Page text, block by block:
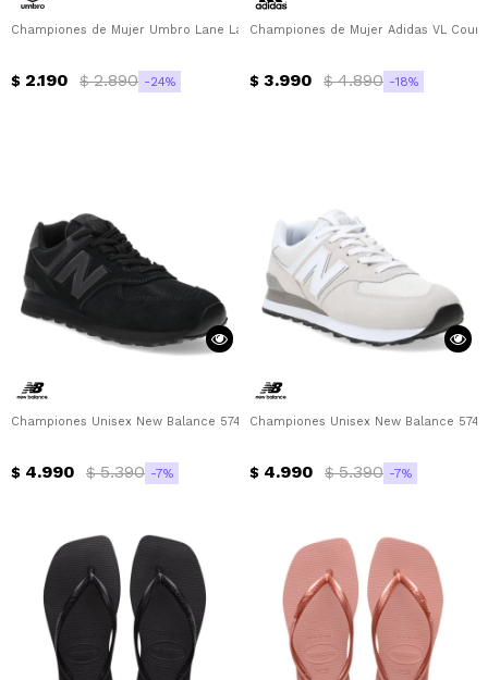
Championes de Mujer Umbro Lane Lady Umbro - Blanco - Celeste - Rosado
$ 2.190 $ 2.890 24
Championes de Mujer Adidas VL
$ 3.990 $ 4.890 18
Championes Unisex New Balance 574 New Balance - Negro
$ 4.990 $ 5.390 7
Championes Unisex New Balance
$ 4.990 $ 5.390 7